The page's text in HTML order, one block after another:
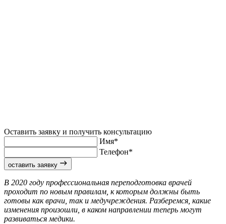
Оставить заявку и получить консультацию
Имя*
Телефон*
оставить заявку
В 2020 году профессиональная переподготовка врачей
проходит по новым правилам, к которым должны быть
готовы как врачи, так и медучреждения. Разберемся, какие
изменения произошли, в каком направлении теперь могут
развиваться медики.